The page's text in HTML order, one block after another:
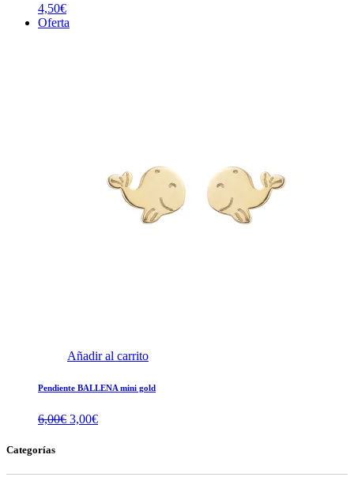
4,50€
Oferta
Añadir al carrito
Pendiente BALLENA mini gold
6,00€ El
6,00€.
3,00€El
3,00€.
Categorías